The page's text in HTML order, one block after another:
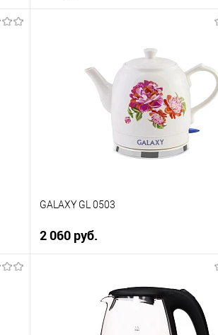
Купить в 1 клик
К сравнению
В избранное
GALAXY GL 0503
2 060 руб.
Купить в 1 клик
К сравнению